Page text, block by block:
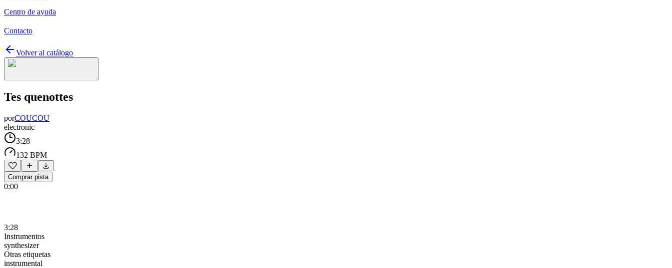
Centro de ayuda
Contacto
Volver al catálogo
Tes quenottes
porCOUCOU
electronic
3:28
132 BPM
Comprar pista
0:00
3:28
Instrumentos
synthesizer
Otras etiquetas
instrumental